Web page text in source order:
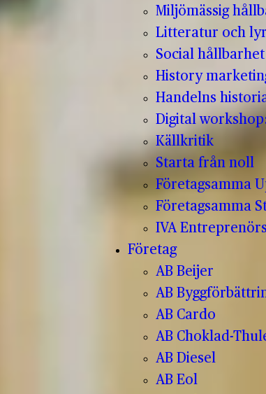
Miljömässig
Litteratur och
Social hållbarhet
History
Handelns
Digital
Källkritik
Starta från noll
Företagsamma
Företagsamma
IVA
Företag
AB Beijer
AB
AB Cardo
AB Choklad-
AB Diesel
AB Eol